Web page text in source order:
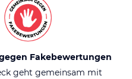
Fakebewertungen
geht gemeinsam mit